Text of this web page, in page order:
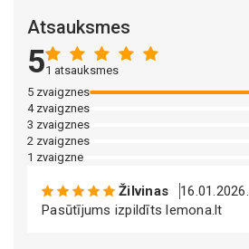
Mākslīgā intelekta apraksts
Atsauksmes
51 atsauksmes
5 zvaigznes
4 zvaigznes
3 zvaigznes
2 zvaigznes
1 zvaigzne
Žilvinas
16.01.2026.
Pasūtījums izpildīts lemona.lt